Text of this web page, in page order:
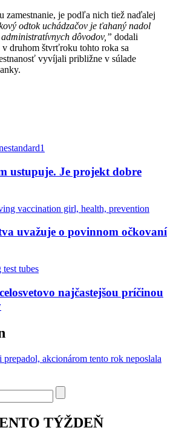
zamestnanie, je podľa nich tiež naďalej
odtok uchádzačov je ťahaný nadol
dôvodov,” dodali
druhom štvrťroku tohto roka sa
vyvíjali približne v súlade
ustupuje. Je projekt dobre
uvažuje o povinnom očkovaní
najčastejšou príčinou
akcionárom tento rok neposlala
TÝŽDEŇ